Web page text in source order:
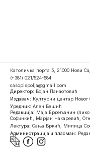
Католичка порта 5, 21000 Нови
(+381) 021/524-584
casopispolja@gmail.com
Директор: Бојан Панаотовић
Издавач: Културни центар Новог
Уредник: Ален Бешић
Редакција: Маја Ердељанин
Софинкић, Марјан Чакаревић,
Лектура: Сања Бркић, Милица
Администрација и пласман: